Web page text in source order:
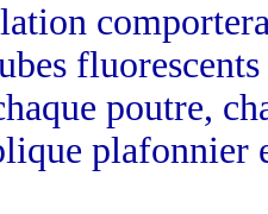
poutre,